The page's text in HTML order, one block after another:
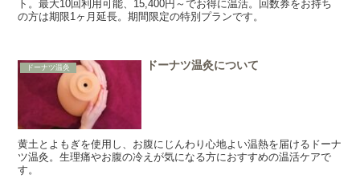
ト。最大10回利用可能、15,400円～でお得に温活。回数券をお持ち
の方は期限1ヶ月延長。期間限定の特別プランです。
ドーナツ温灸 ドーナツ温灸について
黄土とよもぎを使用し、お腹にじんわり心地よい温熱を届けるドーナ
ツ温灸。生理痛やお腹の冷えが気になる方におすすめの温活ケアで
す。